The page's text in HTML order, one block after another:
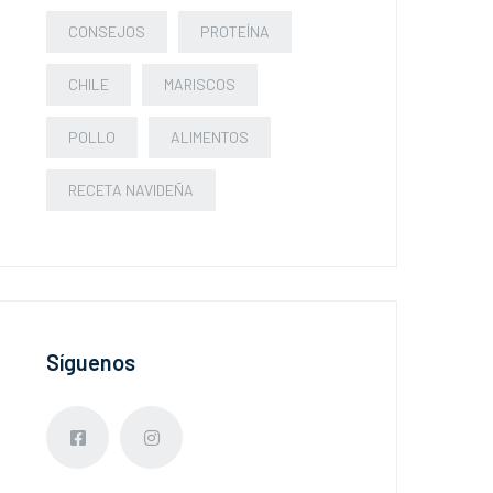
CONSEJOS PROTEÍNA
CHILE MARISCOS
POLLO ALIMENTOS
RECETA NAVIDEÑA
Síguenos